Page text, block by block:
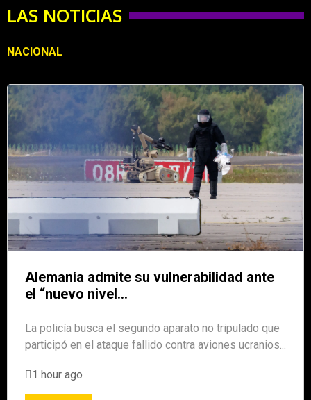
LAS NOTICIAS
NACIONAL
Alemania admite su vulnerabilidad ante
el “nuevo nivel...
La policía busca el segundo aparato no tripulado que
participó en el ataque fallido contra aviones ucranios...
1 hour ago